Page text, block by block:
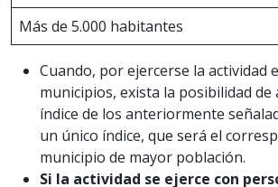
Más de 5.000 habitantes
Cuando, por ejercerse la actividad
municipios, exista la posibilidad de
índice de los anteriormente
un único índice, que será el
municipio de mayor población.
Si la actividad se ejerce con